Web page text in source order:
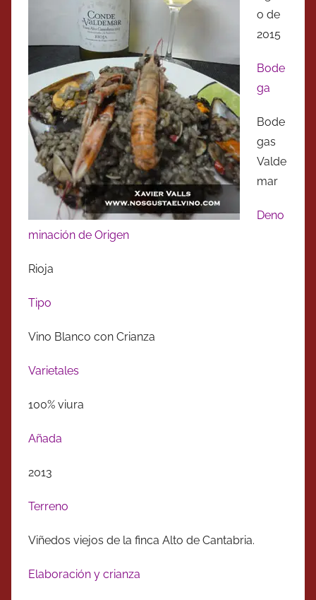
o de
2015
Bode
ga
Bode
gas
Valde
mar
Deno
minación de Origen
Rioja
Tipo
Vino Blanco con Crianza
Varietales
100% viura
Añada
2013
Terreno
Viñedos viejos de la finca Alto de Cantabria.
Elaboración y crianza